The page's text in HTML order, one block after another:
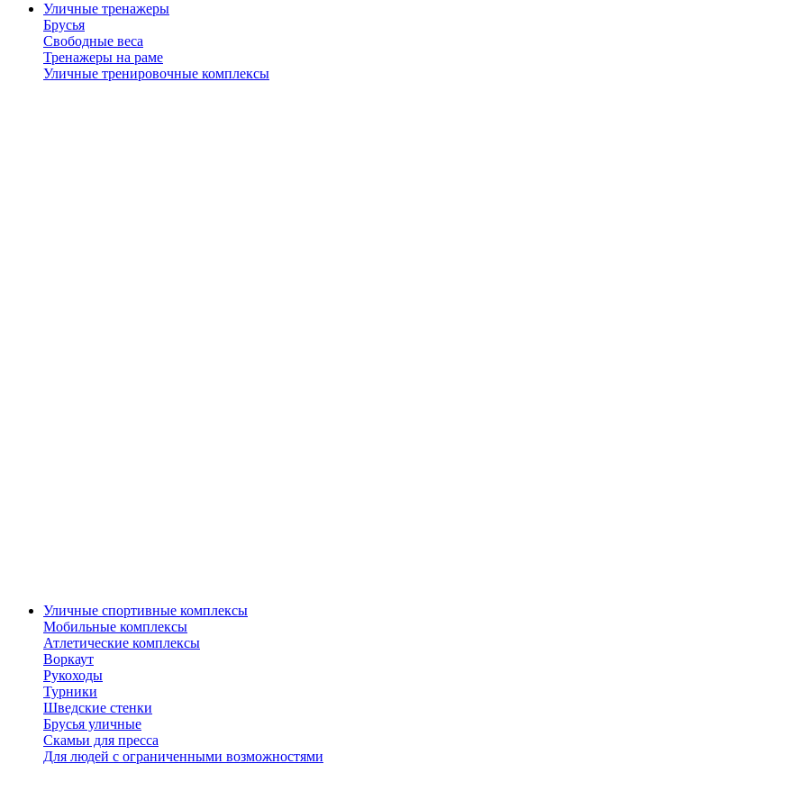
Уличные тренажеры
Брусья
Свободные веса
Тренажеры на раме
Уличные тренировочные комплексы
Уличные спортивные комплексы
Мобильные комплексы
Атлетические комплексы
Воркаут
Рукоходы
Турники
Шведские стенки
Брусья уличные
Скамьи для пресса
Для людей с ограниченными возможностями